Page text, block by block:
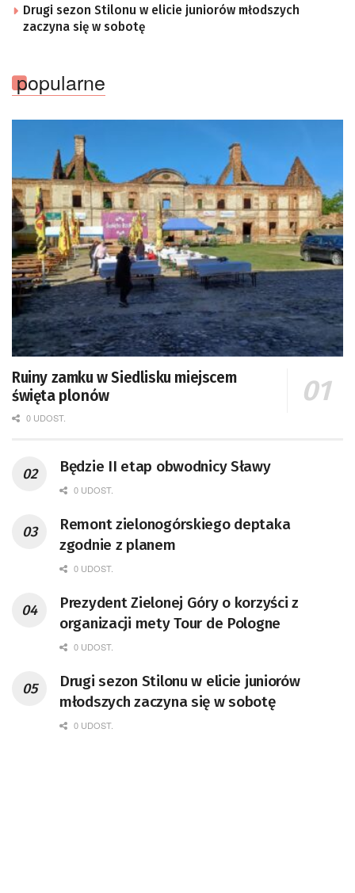
Drugi sezon Stilonu w elicie juniorów młodszych
zaczyna się w sobotę
popularne
Ruiny zamku w Siedlisku miejscem
święta plonów
0 UDOST.
Będzie II etap obwodnicy Sławy
0 UDOST.
Remont zielonogórskiego deptaka
zgodnie z planem
0 UDOST.
Prezydent Zielonej Góry o korzyści z
organizacji mety Tour de Pologne
0 UDOST.
Drugi sezon Stilonu w elicie juniorów
młodszych zaczyna się w sobotę
0 UDOST.